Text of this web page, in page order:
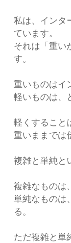
私は、インタ
ています。
それは「重い
す。
重いものはイ
軽いものは、
軽くすること
重いままでは
複雑と単純と
複雑なものは
単純なものは
る。
ただ複雑と単